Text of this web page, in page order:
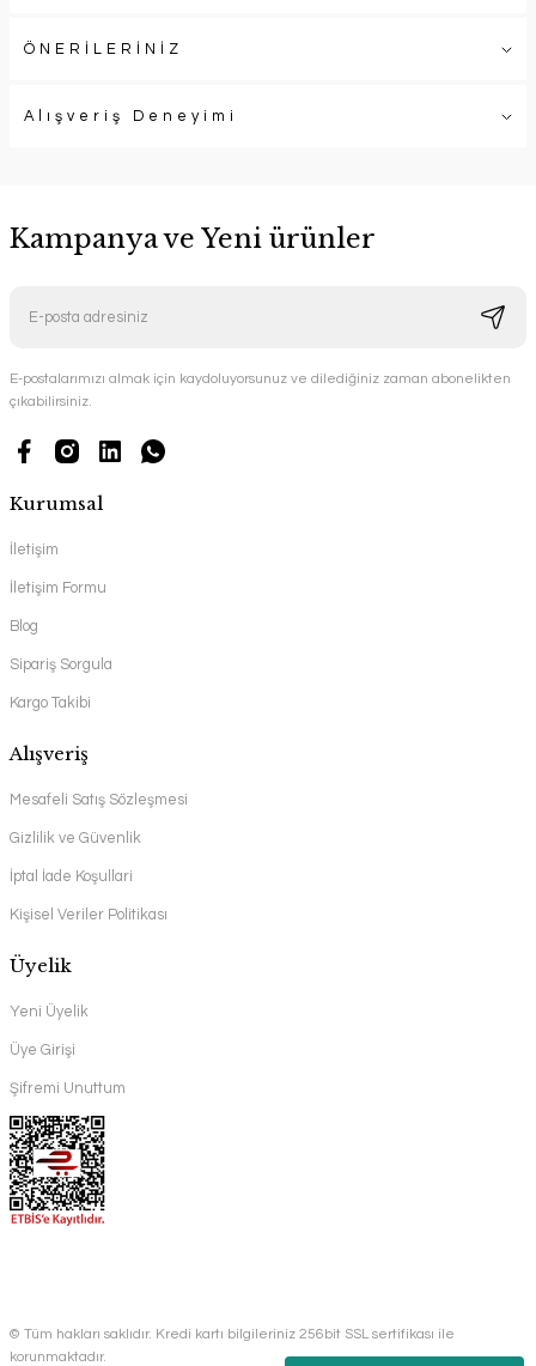
ÖNERİLERİNİZ
Alışveriş Deneyimi
Kampanya ve Yeni ürünler
E-postalarımızı almak için kaydoluyorsunuz ve dilediğiniz zaman abonelikten
çıkabilirsiniz.
Kurumsal
İletişim
İletişim Formu
Blog
Sipariş Sorgula
Kargo Takibi
Alışveriş
Mesafeli Satış Sözleşmesi
Gizlilik ve Güvenlik
İptal İade Koşullari
Kişisel Veriler Politikası
Üyelik
Yeni Üyelik
Üye Girişi
Şifremi Unuttum
© Tüm hakları saklıdır. Kredi kartı bilgileriniz 256bit SSL sertifikası ile
korunmaktadır.